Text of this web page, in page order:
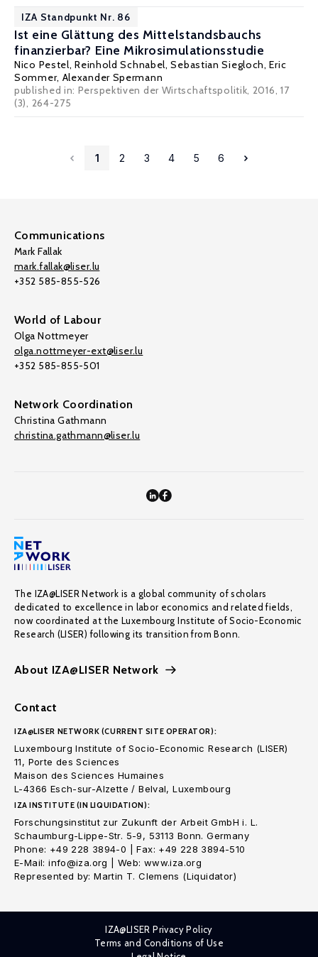
IZA Standpunkt Nr. 86
Ist eine Glättung des Mittelstandsbauchs
finanzierbar? Eine Mikrosimulationsstudie
Nico Pestel,Reinhold Schnabel,Sebastian Siegloch,Eric
Sommer, Alexander Spermann
published in: Perspektiven der Wirtschaftspolitik, 2016, 17
(3), 264-275
1 2 3 4 5 6
Communications
Mark Fallak
mark.fallak@liser.lu
+352 585-855-526
World of Labour
Olga Nottmeyer
olga.nottmeyer-ext@liser.lu
+352 585-855-501
Network Coordination
Christina Gathmann
christina.gathmann@liser.lu
The IZA@LISER Network is a global community of scholars
dedicated to excellence in labor economics and related fields,
now coordinated at the Luxembourg Institute of Socio-Economic
Research (LISER) following its transition from Bonn.
About IZA@LISER Network
Contact
IZA@LISER NETWORK (CURRENT SITE OPERATOR):
Luxembourg Institute of Socio-Economic Research (LISER)
11, Porte des Sciences
Maison des Sciences Humaines
L-4366 Esch-sur-Alzette / Belval, Luxembourg
IZA INSTITUTE (IN LIQUIDATION):
Forschungsinstitut zur Zukunft der Arbeit GmbH i. L.
Schaumburg-Lippe-Str. 5-9, 53113 Bonn. Germany
Phone: +49 228 3894-0 | Fax: +49 228 3894-510
E-Mail: info@iza.org | Web: www.iza.org
Represented by: Martin T. Clemens (Liquidator)
IZA@LISER Privacy Policy
Terms and Conditions of Use